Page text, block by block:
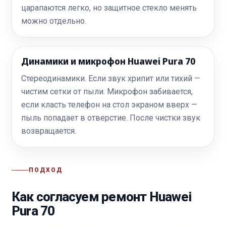
царапаются легко, но защитное стекло менять
можно отдельно.
Динамики и микрофон Huawei Pura 70
Стереодинамики. Если звук хрипит или тихий —
чистим сетки от пыли. Микрофон забивается,
если класть телефон на стол экраном вверх —
пыль попадает в отверстие. После чистки звук
возвращается.
ПОДХОД
Как согласуем ремонт Huawei
Pura 70